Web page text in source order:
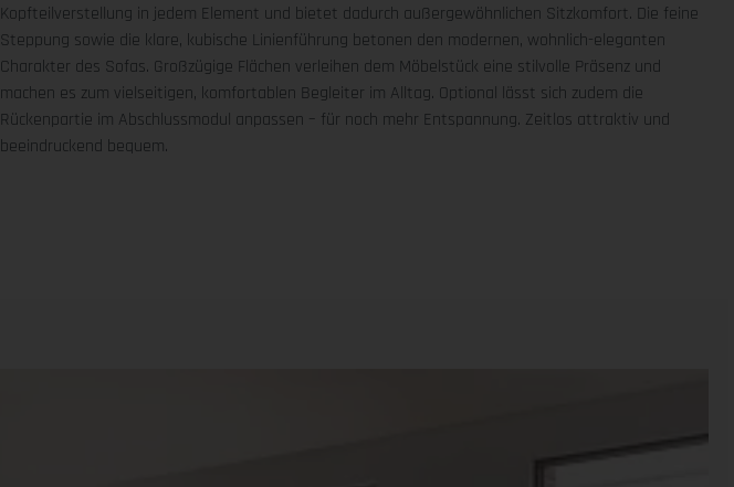
Kopfteilverstellung in jedem Element und bietet dadurch außergewöhnlichen Sitzkomfort. Die feine
Steppung sowie die klare, kubische Linienführung betonen den modernen, wohnlich-eleganten
Charakter des Sofas. Großzügige Flächen verleihen dem Möbelstück eine stilvolle Präsenz und
machen es zum vielseitigen, komfortablen Begleiter im Alltag. Optional lässt sich zudem die
Rückenpartie im Abschlussmodul anpassen – für noch mehr Entspannung. Zeitlos attraktiv und
beeindruckend bequem.